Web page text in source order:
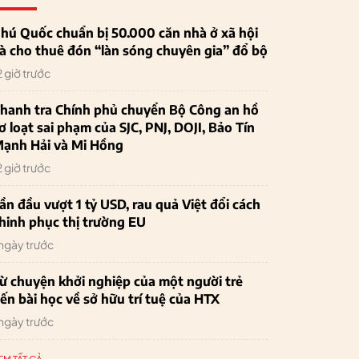
Quốc chuẩn bị 50.000 căn nhà ở xã hội
cho thuê đón “làn sóng chuyên gia” đổ bộ
giờ trước
tra Chính phủ chuyển Bộ Công an hồ
loạt sai phạm của SJC, PNJ, DOJI, Bảo Tín
Hải và Mi Hồng
giờ trước
đầu vượt 1 tỷ USD, rau quả Việt đổi cách
phục thị trường EU
trước
chuyện khởi nghiệp của một người trẻ
bài học về sở hữu trí tuệ của HTX
trước